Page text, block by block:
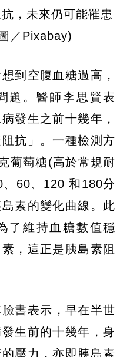
，未來仍可能罹患
／Pixabay)
到空腹血糖過高，
題。醫師李思賢表
發生之前十幾年，
抗」。一種檢測方
葡萄糖(高於常規耐
60、120 和180分
素的變化曲線。此
了維持血糖數值穩
，這正是胰島素阻
臉書表示，早在半世
生前的十幾年，身
壓力，亦即胰島素